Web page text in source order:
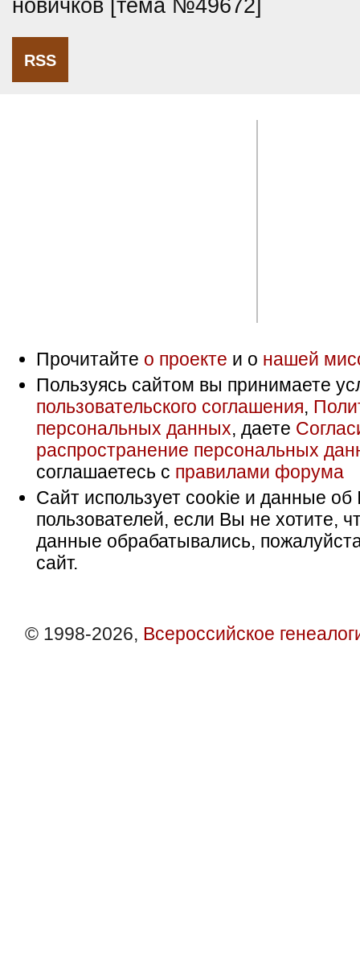
новичков [тема №49672]
RSS
Прочитайте о проекте и о нашей
Пользуясь сайтом вы принимаете
пользовательского соглашения,
персональных данных, даете
распространение персональных
соглашаетесь с правилами форума
Сайт использует cookie и данные об
пользователей, если Вы не хотите,
данные обрабатывались,
сайт.
© 1998-2026, Всероссийское